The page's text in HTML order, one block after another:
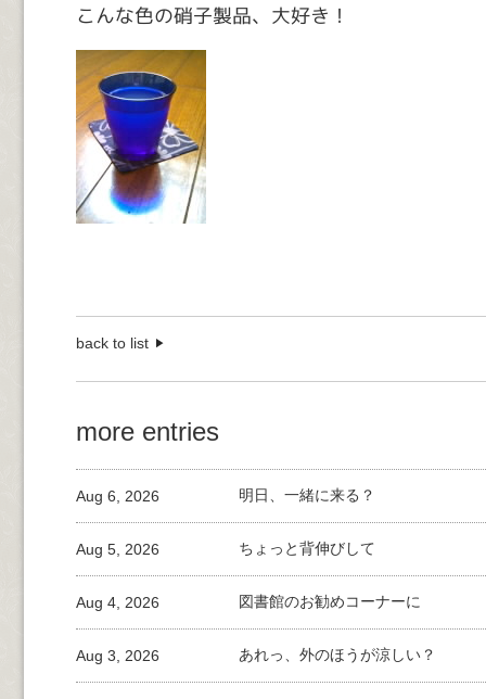
こんな色の硝子製品、大好き！
back to list
more entries
明日、一緒に来る？
Aug 6, 2026
ちょっと背伸びして
Aug 5, 2026
図書館のお勧めコーナーに
Aug 4, 2026
あれっ、外のほうが涼しい？
Aug 3, 2026